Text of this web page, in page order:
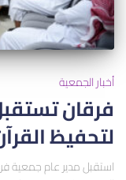
أخبار الجمعية
فرقان
لتحفيظ
استقبل مدير عام جمعية